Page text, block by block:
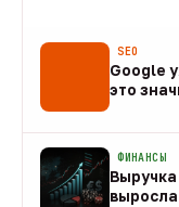
SEO
Google
это
ФИНАНСЫ
выросла